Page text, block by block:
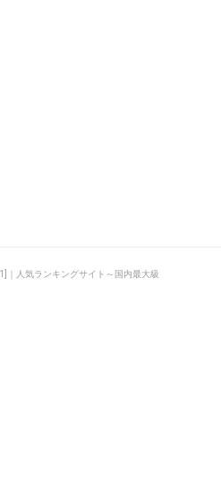
｜人気ランキングサイト～国内最大級